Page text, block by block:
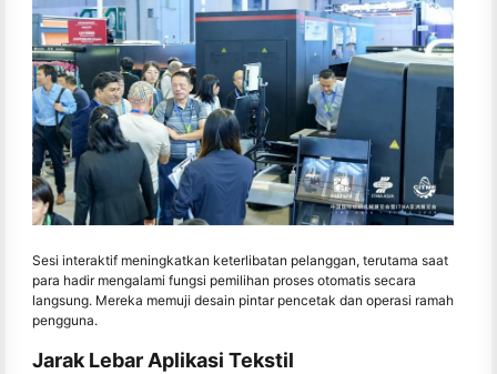
Sesi interaktif meningkatkan keterlibatan pelanggan, terutama saat
para hadir mengalami fungsi pemilihan proses otomatis secara
langsung. Mereka memuji desain pintar pencetak dan operasi ramah
pengguna.
Jarak Lebar Aplikasi Tekstil